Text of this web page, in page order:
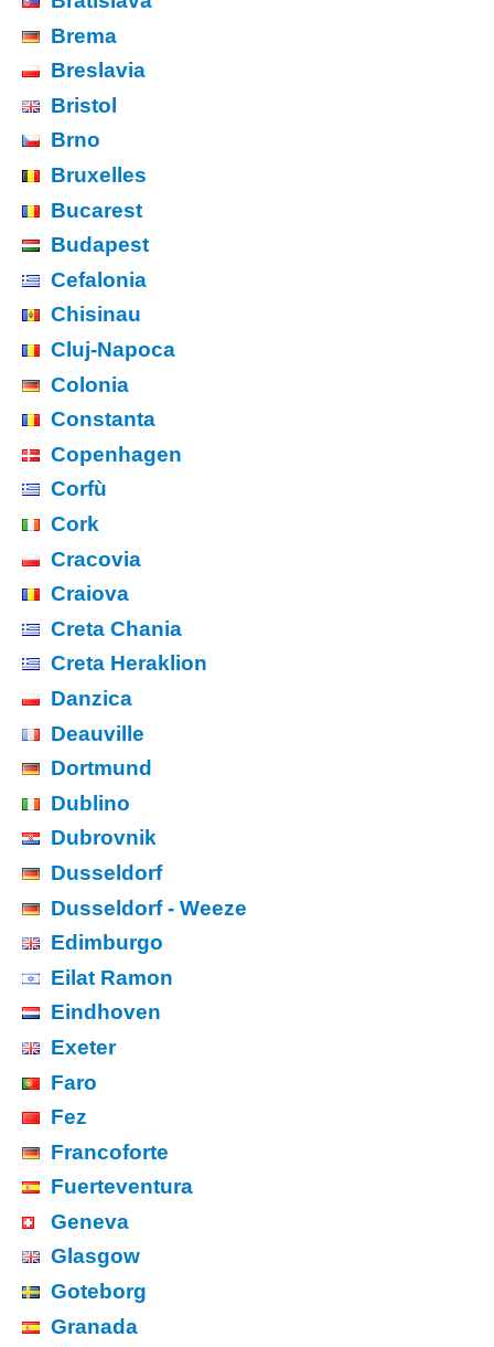
Brema
Breslavia
Bristol
Brno
Bruxelles
Bucarest
Budapest
Cefalonia
Chisinau
Cluj-Napoca
Colonia
Constanta
Copenhagen
Corfù
Cork
Cracovia
Craiova
Creta Chania
Creta Heraklion
Danzica
Deauville
Dortmund
Dublino
Dubrovnik
Dusseldorf
Dusseldorf - Weeze
Edimburgo
Eilat Ramon
Eindhoven
Exeter
Faro
Fez
Francoforte
Fuerteventura
Geneva
Glasgow
Goteborg
Granada